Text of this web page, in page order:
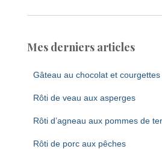
Mes derniers articles
Gâteau au chocolat et courgettes
Rôti de veau aux asperges
Rôti d’agneau aux pommes de
Rôti de porc aux pêches